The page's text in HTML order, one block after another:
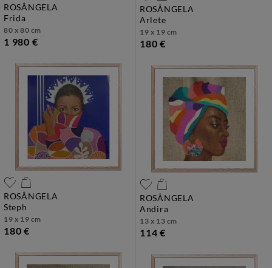
ROSÂNGELA
frida
80 x 80 cm
1 980 €
ROSÂNGELA
arlete
19 x 19 cm
180 €
ROSÂNGELA
steph
19 x 19 cm
180 €
ROSÂNGELA
andira
13 x 13 cm
114 €